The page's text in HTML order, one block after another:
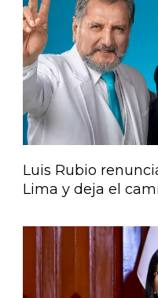
Luis Rubio
Lima y deja el